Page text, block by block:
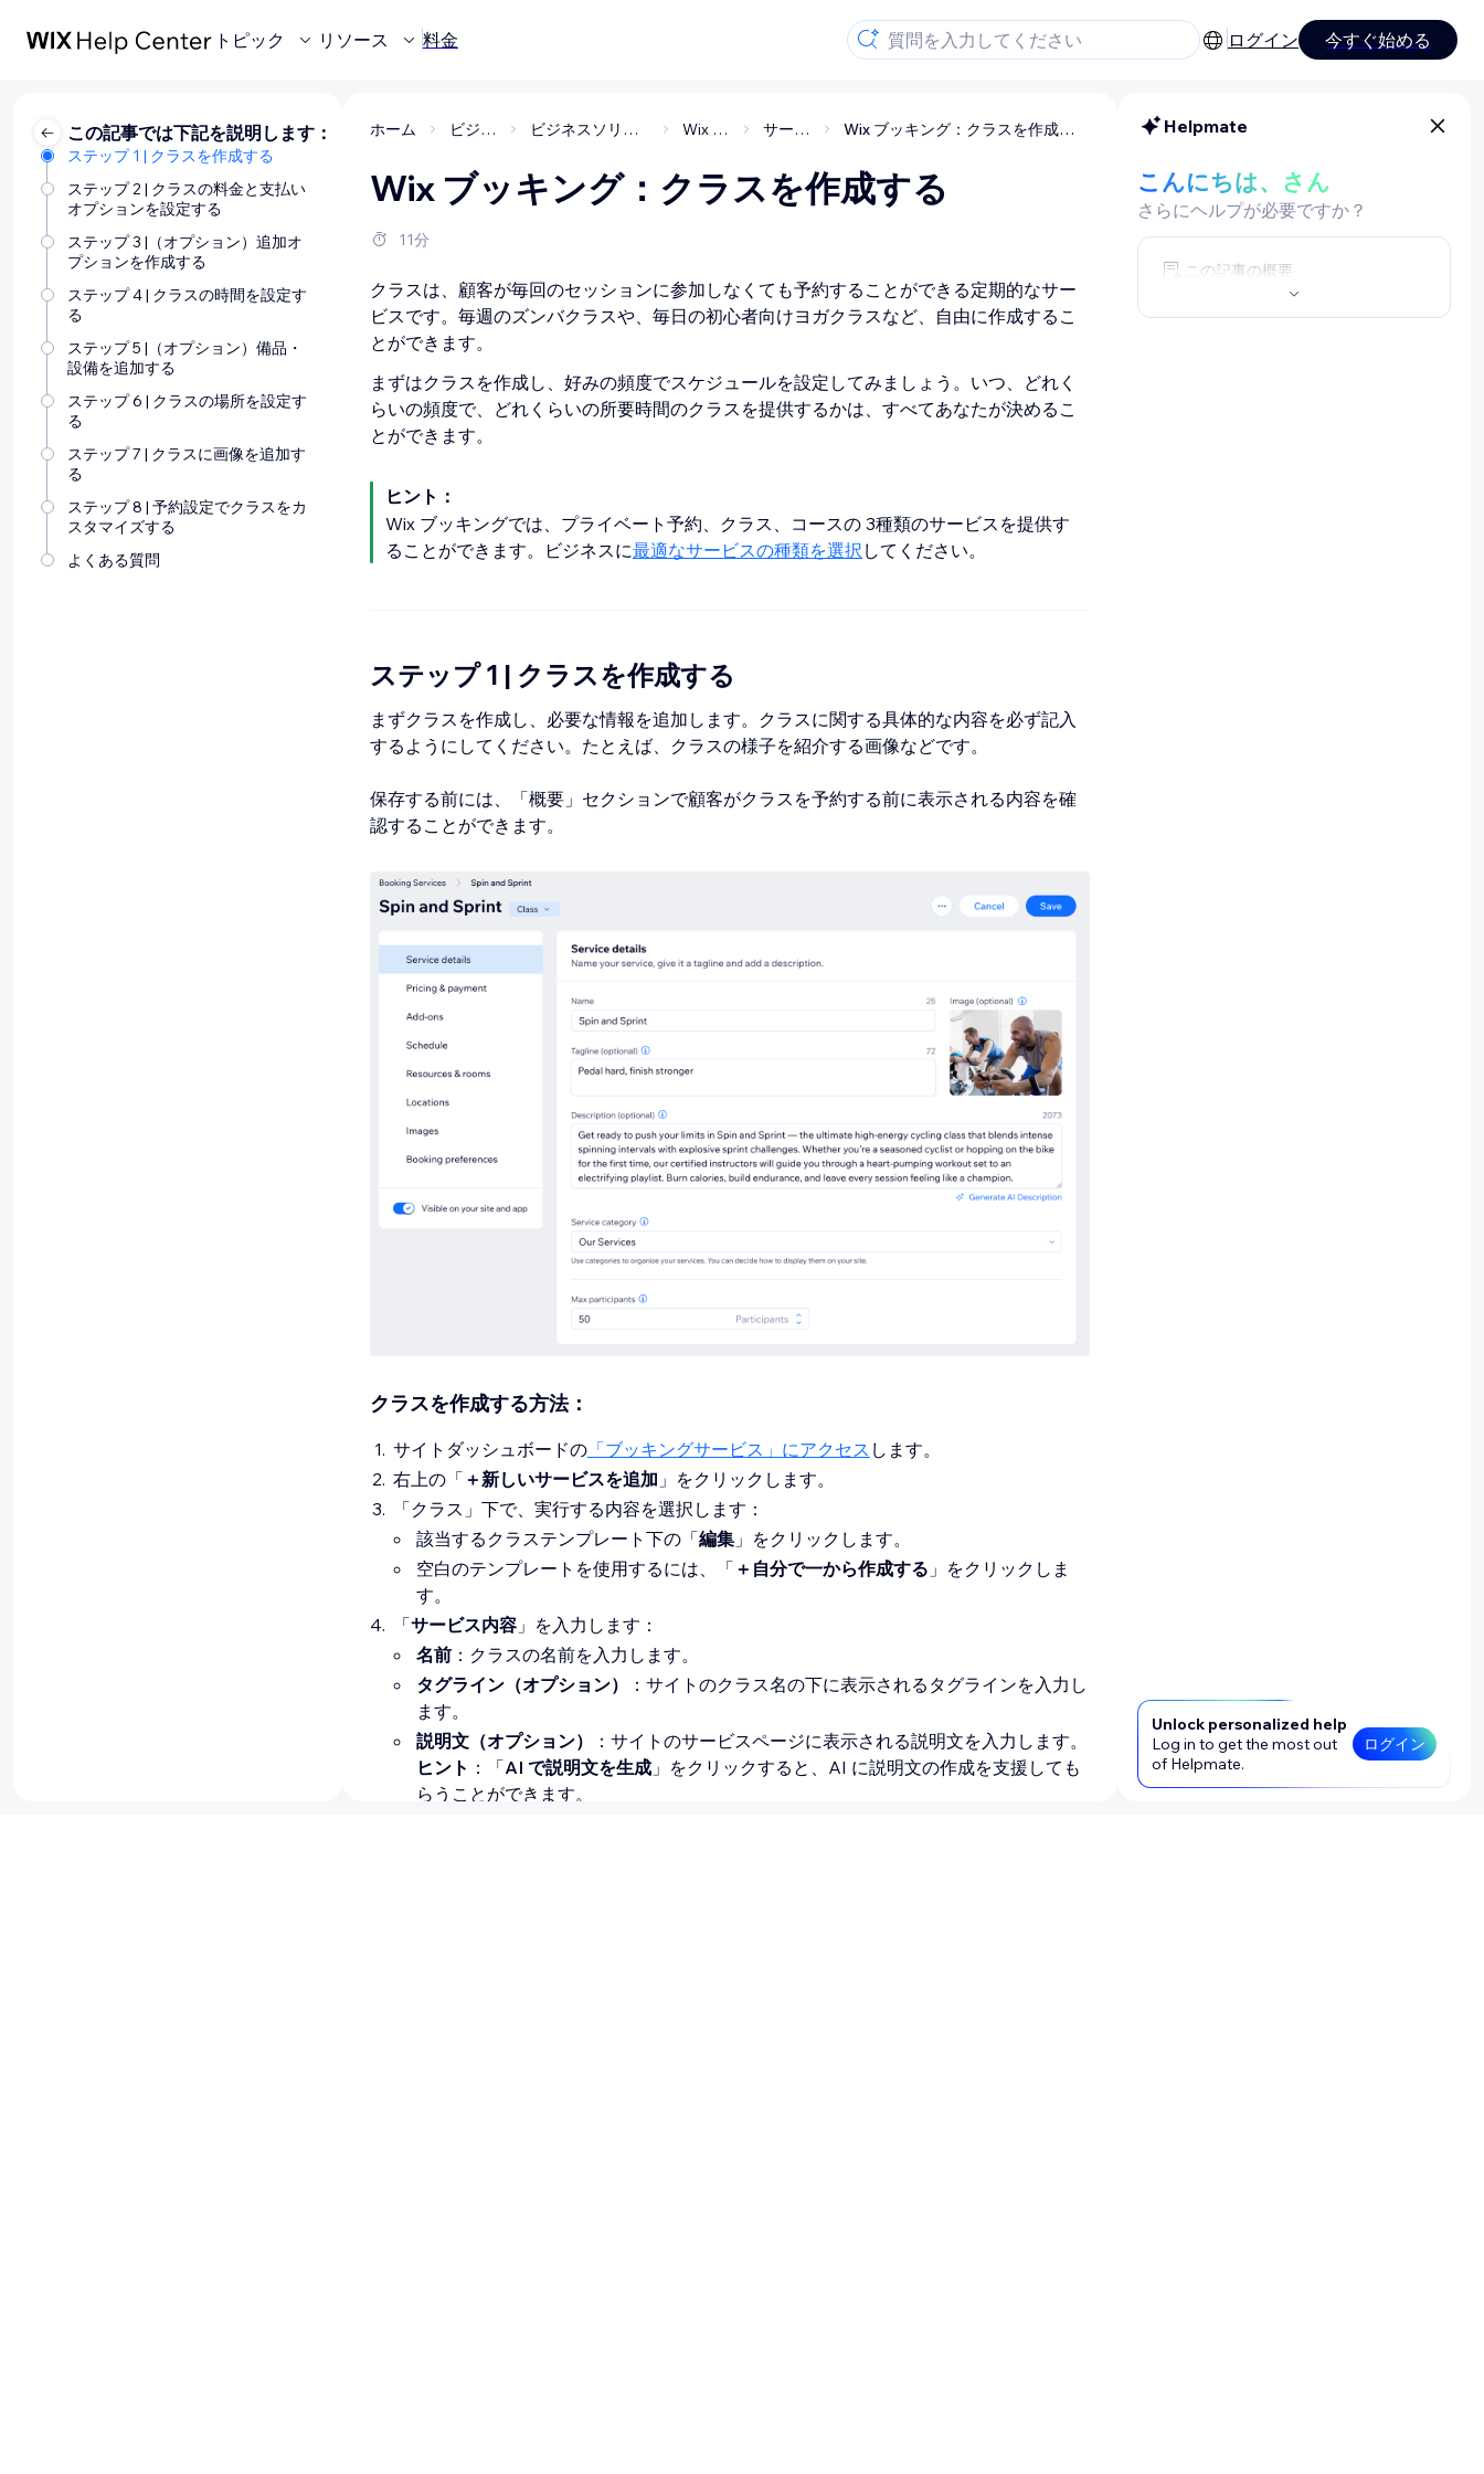
トピック リソース 料金 ログイン 今すぐ始める
この記事では下記を説明します：
ステップ 1 | クラスを作成する
ステップ 2 | クラスの料金と支払い
オプションを設定する
ステップ 3 |（オプション）追加オ
プションを作成する
ステップ 4 | クラスの時間を設定す
る
ステップ 5 |（オプション）備品・
設備を追加する
ステップ 6 | クラスの場所を設定す
る
ステップ 7 | クラスに画像を追加す
る
ステップ 8 | 予約設定でクラスをカ
スタマイズする
よくある質問
ホーム ビジネスの管理 ビジネスソリューション・アプリ Wix ブッキング サービスの作成 Wix ブッキング：クラスを作成する
Wix ブッキング：クラスを作成する
11分
クラスは、顧客が毎回のセッションに参加しなくても予約することができる定期的なサー
ビスです。毎週のズンバクラスや、毎日の初心者向けヨガクラスなど、自由に作成するこ
とができます。
まずはクラスを作成し、好みの頻度でスケジュールを設定してみましょう。いつ、どれく
らいの頻度で、どれくらいの所要時間のクラスを提供するかは、すべてあなたが決めるこ
とができます。
ヒント：
Wix ブッキングでは、プライベート予約、クラス、コースの 3種類のサービスを提供す
ることができます。ビジネスに最適なサービスの種類を選択 してください。
ステップ 1 | クラスを作成する
まずクラスを作成し、必要な情報を追加します。クラスに関する具体的な内容を必ず記入
するようにしてください。たとえば、クラスの様子を紹介する画像などです。
保存する前には、「概要」セクションで顧客がクラスを予約する前に表示される内容を確
認することができます。
クラスを作成する方法：
サイトダッシュボードの 「ブッキングサービス」にアクセス します。
右上の「 ＋新しいサービスを追加 」をクリックします。
「クラス」下で、実行する内容を選択します：
該当するクラステンプレート下の「編集 」をクリックします。
空白のテンプレートを使用するには、「 ＋自分で一から作成する 」をクリックしま
す。
「サービス内容 」を入力します：
名前 ：クラスの名前を入力します。
タグライン（オプション）
：サイトのクラス名の下に表示されるタグラインを入力し
ます。
説明文（オプション）
：サイトのサービスページに表示される説明文を入力します。
ヒント ：「AI で説明文を生成 」をクリックすると、AI に説明文の作成を支援しても
らうことができます。
Helpmate
こんにちは、さん
さらにヘルプが必要ですか？
この記事の概要
Unlock personalized help
Log in to get the most out
of Helpmate.
ログイン